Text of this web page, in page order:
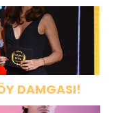
DAMGASI!